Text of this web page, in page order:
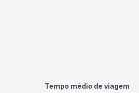
Tempo médio de viagem